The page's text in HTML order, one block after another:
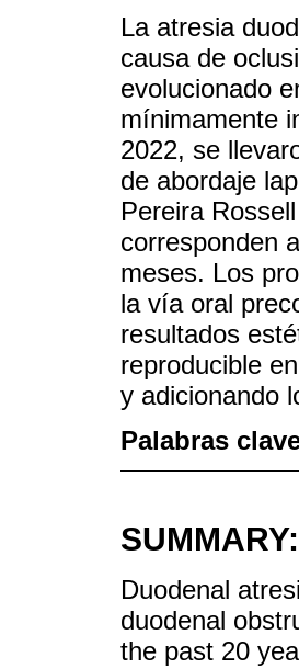
La atresia
causa de
evolucionado
mínimamente
2022, se
de abordaje
Pereira
corresponden
meses. Los
la vía oral
resultados
reproducible
y adicionando
Palabras
SUMMARY:
Duodenal
duodenal
the past 20